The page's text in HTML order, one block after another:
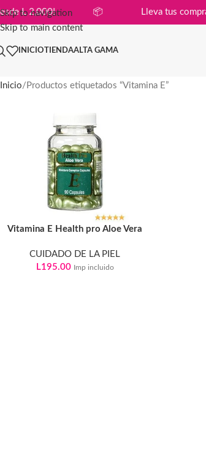
Skip to navigation
Skip to main content
desde L 2,000! Lleva tus
INICIOTIENDAALTA GAMA
Inicio Productos etiquetados “Vitamina E”
Vitamina E Health pro Aloe Vera
CUIDADO DE LA PIEL
L195.00 Imp incluido